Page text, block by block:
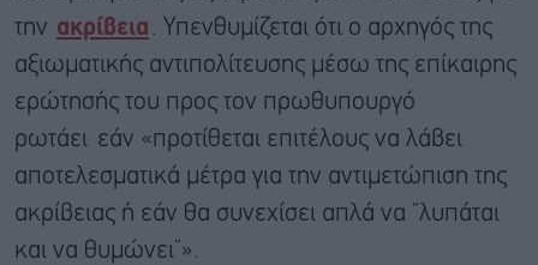
την ακρίβεια . Υπενθυμίζεται ότι ο αρχηγός της
αξιωματικής αντιπολίτευσης μέσω της επίκαιρης
ερώτησής του προς τον πρωθυπουργό
ρωτάει εάν «προτίθεται επιτέλους να λάβει
αποτελεσματικά μέτρα για την αντιμετώπιση της
ακρίβειας ή εάν θα συνεχίσει απλά να “λυπάται
και να θυμώνει”».